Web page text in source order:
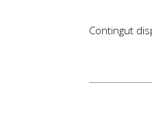
Contingut